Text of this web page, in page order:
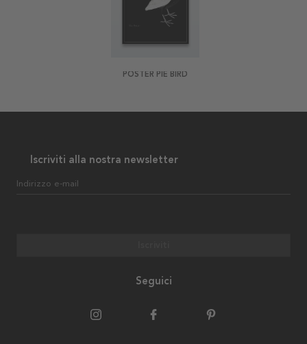
POSTER PIE BIRD
Iscriviti alla nostra newsletter
Indirizzo e-mail
Seguici